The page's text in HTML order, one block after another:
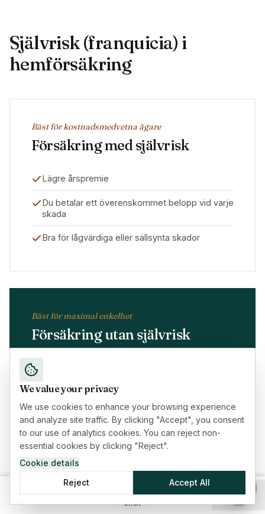
Självrisk (franquicia) i
hemförsäkring
Bäst för kostnadsmedvetna ägare
Försäkring med självrisk
Lägre årspremie
Du betalar ett överenskommet belopp vid varje
skada
Bra för lågvärdiga eller sällsynta skador
Bäst för maximal enkelhet
Försäkring utan självrisk
Inga egna kostnader vid skadeanmälan
Bra för högvärdiga fastigheter och innehåll
Berätta om dina önskemål så rekommenderar
vi den bästa strukturen för din situation.
Offert
We value your privacy
We use cookies to enhance your browsing experience
and analyze site traffic. By clicking "Accept", you consent
to our use of analytics cookies. You can reject non-
essential cookies by clicking "Reject".
Cookie details
Reject
Accept All